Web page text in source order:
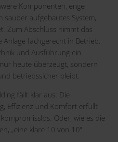
Komponenten, enge
sauber aufgebautes System,
Zum Abschluss nimmt das
Anlage fachgerecht in Betrieb.
und Ausführung ein
heute überzeugt, sondern
betriebssicher bleibt.
fällt klar aus: Die
Effizienz und Komfort erfüllt
Oder, wie es die
„eine klare 10 von 10“.